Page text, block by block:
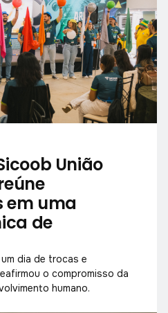
União
em uma
de
dia de trocas e
o compromisso da
humano.